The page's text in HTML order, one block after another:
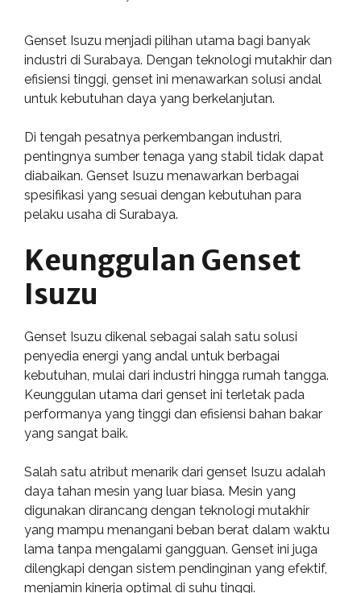
Genset Isuzu menjadi pilihan utama bagi banyak
industri di Surabaya. Dengan teknologi mutakhir dan
efisiensi tinggi, genset ini menawarkan solusi andal
untuk kebutuhan daya yang berkelanjutan.
Di tengah pesatnya perkembangan industri,
pentingnya sumber tenaga yang stabil tidak dapat
diabaikan. Genset Isuzu menawarkan berbagai
spesifikasi yang sesuai dengan kebutuhan para
pelaku usaha di Surabaya.
Keunggulan Genset
Isuzu
Genset Isuzu dikenal sebagai salah satu solusi
penyedia energi yang andal untuk berbagai
kebutuhan, mulai dari industri hingga rumah tangga.
Keunggulan utama dari genset ini terletak pada
performanya yang tinggi dan efisiensi bahan bakar
yang sangat baik.
Salah satu atribut menarik dari genset Isuzu adalah
daya tahan mesin yang luar biasa. Mesin yang
digunakan dirancang dengan teknologi mutakhir
yang mampu menangani beban berat dalam waktu
lama tanpa mengalami gangguan. Genset ini juga
dilengkapi dengan sistem pendinginan yang efektif,
menjamin kinerja optimal di suhu tinggi.